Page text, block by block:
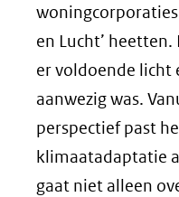
en Lucht’
er voldoende licht
aanwezig was.
perspectief past
klimaatadaptatie
gaat niet alleen